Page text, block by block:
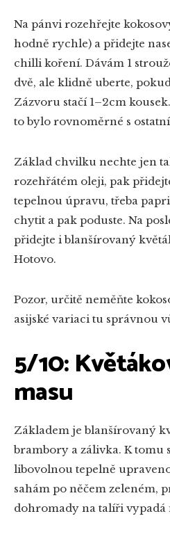
Na pánvi rozehřejte
hodně rychle) a přidejte
chilli koření. Dávám 1
dvě, ale klidně uberte,
Zázvoru stačí 1–2cm
to bylo rovnoměrné s
Základ chvilku nechte jen
rozehřátém oleji, pak
tepelnou úpravu, třeba
chytit a pak poduste. Na
přidejte i blanšírovaný
Hotovo.
Pozor, určitě neměňte
asijské variaci tu správnou
5/10:
masu
Základem je blanšírovaný
brambory a zálivka. K tomu
libovolnou tepelně
sahám po něčem zeleném,
dohromady na talíři vypadá